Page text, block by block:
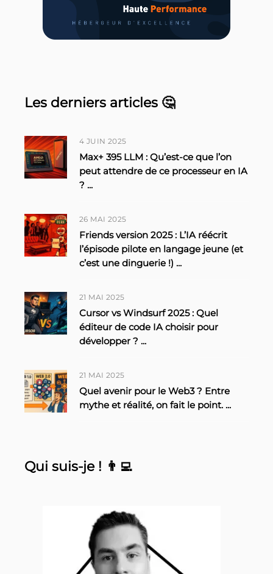
Les derniers articles 🤔
4 JUIN 2025
Max+ 395 LLM : Qu’est-ce que l’on
peut attendre de ce processeur en IA
? ...
26 MAI 2025
Friends version 2025 : L’IA réécrit
l’épisode pilote en langage jeune (et
c’est une dinguerie !) ...
21 MAI 2025
Cursor vs Windsurf 2025 : Quel
éditeur de code IA choisir pour
développer ? ...
21 MAI 2025
Quel avenir pour le Web3 ? Entre
mythe et réalité, on fait le point. ...
Qui suis-je ! 👨‍💻